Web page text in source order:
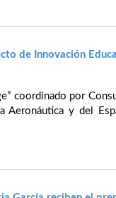
de Innovación
coordinado por
Aeronáutica y del